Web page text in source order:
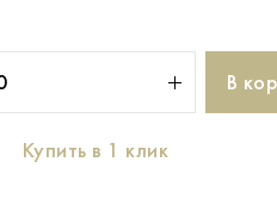
В
Купить в 1 клик